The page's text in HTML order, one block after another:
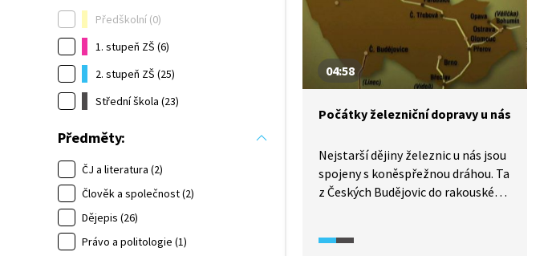
Předškolní (0)
1. stupeň ZŠ (6)
2. stupeň ZŠ (25)
Střední škola (23)
Předměty:
ČJ a literatura (2)
Člověk a společnost (2)
Dějepis (26)
Právo a politologie (1)
04:58
Počátky železniční dopravy u nás
Nejstarší dějiny železnic u nás jsou
spojeny s koněspřežnou dráhou. Ta
z Českých Budějovic do rakouského
dráhou v Evropě. Další kapitola je